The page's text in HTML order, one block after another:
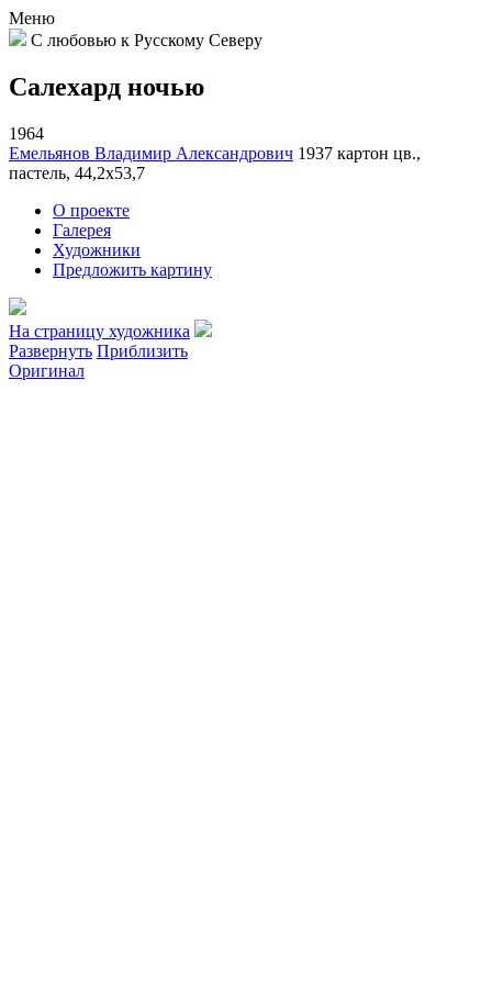
Меню
С любовью к Русскому Северу
Салехард ночью
1964
Емельянов Владимир Александрович 1937 картон цв.,
пастель, 44,2х53,7
О проекте
Галерея
Художники
Предложить картину
На страницу художника
Развернуть Приблизить
Оригинал